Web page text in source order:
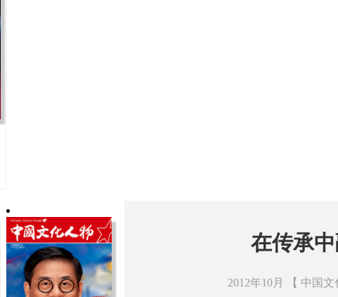
在传承
2012年10月 【 中国